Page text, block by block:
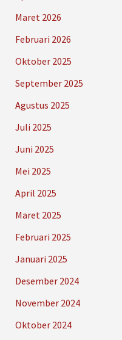
Maret 2026
Februari 2026
Oktober 2025
September 2025
Agustus 2025
Juli 2025
Juni 2025
Mei 2025
April 2025
Maret 2025
Februari 2025
Januari 2025
Desember 2024
November 2024
Oktober 2024